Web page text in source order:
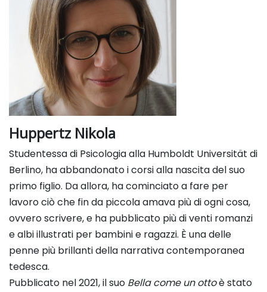
Huppertz Nikola
Studentessa di Psicologia alla Humboldt Universität di
Berlino, ha abbandonato i corsi alla nascita del suo
primo figlio. Da allora, ha cominciato a fare per
lavoro ciò che fin da piccola amava più di ogni cosa,
ovvero scrivere, e ha pubblicato più di venti romanzi
e albi illustrati per bambini e ragazzi. È una delle
penne più brillanti della narrativa contemporanea
tedesca.
Pubblicato nel 2021, il suo Bella come un ottoè stato